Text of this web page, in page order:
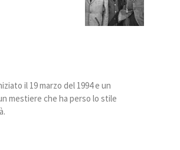
il 19 marzo del 1994 e un
mestiere che ha perso lo stile